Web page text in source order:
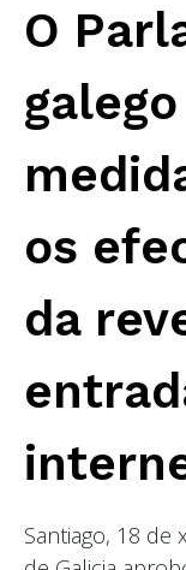
O
os
da
Santiago, 18 de